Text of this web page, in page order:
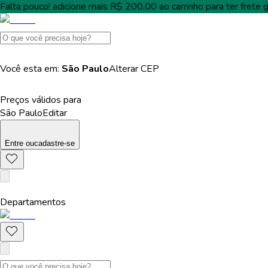
Falta pouco! adicione mais R$ 200,00 ao carrinho para terfrete
Você esta em: São PauloAlterarCEP
Preços válidos para
São PauloEditar
Entre oucadastre-se
Departamentos